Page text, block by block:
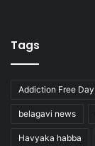
Tags
Addiction Free Day
belagavi news
Havyaka habba